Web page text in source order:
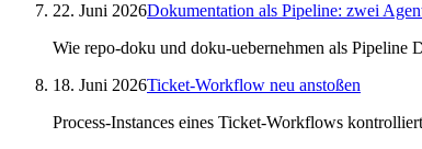
22. Juni 2026Dokumentation als Pipeline: zwei
Wie repo-doku und doku-uebernehmen als Pipeline
18. Juni 2026Ticket-Workflow neu anstoßen
Process-Instances eines Ticket-Workflows